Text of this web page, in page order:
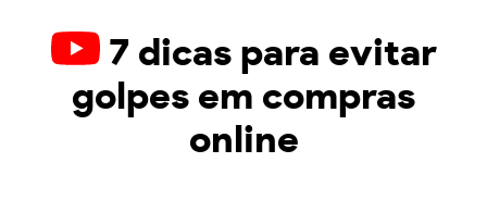
7 dicas para evitar
golpes em compras
online